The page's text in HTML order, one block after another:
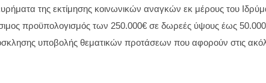
της εκτίμησης κοινωνικών αναγκών εκ μέρους του
προϋπολογισμός των 250.000€ σε δωρεές ύψους έως
υποβολής θεματικών προτάσεων που αφορούν στις